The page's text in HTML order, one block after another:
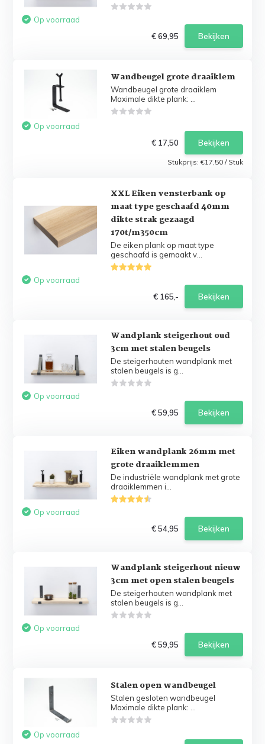
Op voorraad
€ 69,95
Bekijken
Wandbeugel grote draaiklem
Wandbeugel grote draaiklem
Maximale dikte plank: ...
Op voorraad
€ 17,50
Bekijken
Stukprijs:€17,50/ Stuk
XXL Eiken vensterbank op
maat type geschaafd 40mm
dikte strak gezaagd
170t/m350cm
De eiken plank op maat type
geschaafd is gemaakt v...
Op voorraad
€ 165,-
Bekijken
Wandplank steigerhout oud
3cm met stalen beugels
De steigerhouten wandplank met
stalen beugels is g...
Op voorraad
€ 59,95
Bekijken
Eiken wandplank 26mm met
grote draaiklemmen
De industriële wandplank met grote
draaiklemmen i...
Op voorraad
€ 54,95
Bekijken
Wandplank steigerhout nieuw
3cm met open stalen beugels
De steigerhouten wandplank met
stalen beugels is g...
Op voorraad
€ 59,95
Bekijken
Stalen open wandbeugel
Stalen gesloten wandbeugel
Maximale dikte plank: ...
Op voorraad